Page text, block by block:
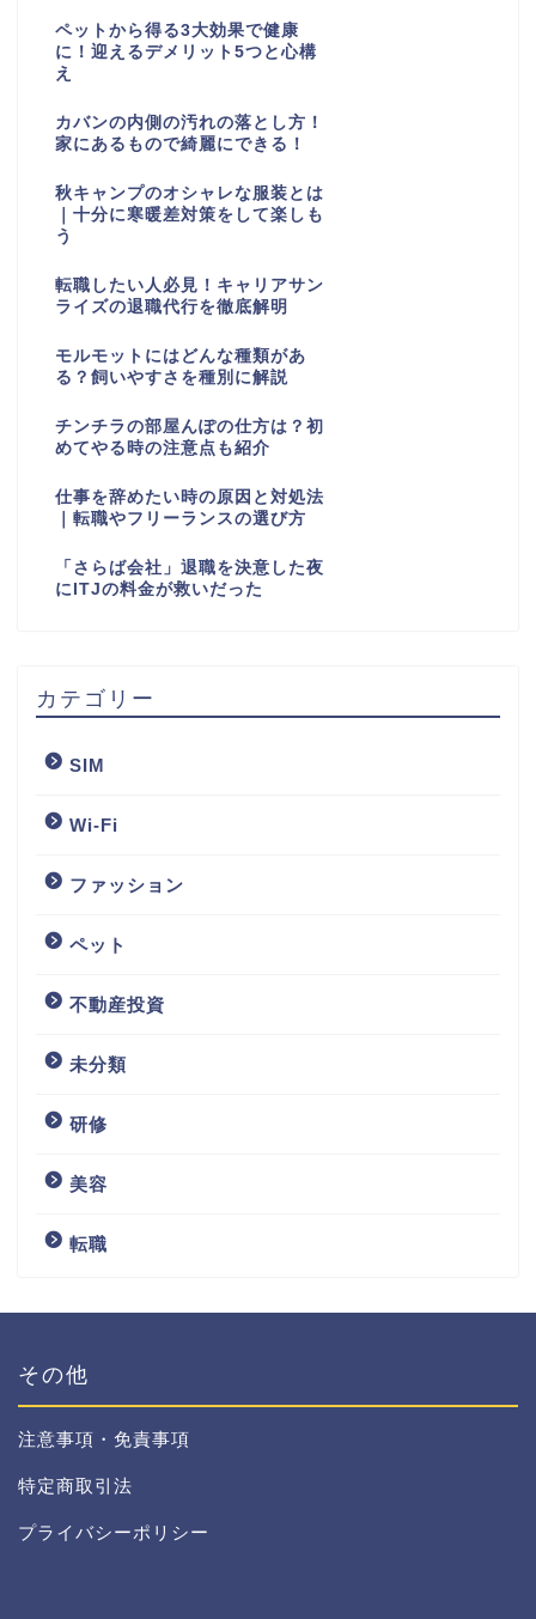
ペットから得る3大効果で健康
に！迎えるデメリット5つと心構
え
カバンの内側の汚れの落とし方！
家にあるもので綺麗にできる！
秋キャンプのオシャレな服装とは
｜十分に寒暖差対策をして楽しも
う
転職したい人必見！キャリアサン
ライズの退職代行を徹底解明
モルモットにはどんな種類があ
る？飼いやすさを種別に解説
チンチラの部屋んぽの仕方は？初
めてやる時の注意点も紹介
仕事を辞めたい時の原因と対処法
｜転職やフリーランスの選び方
「さらば会社」退職を決意した夜
にITJの料金が救いだった
カテゴリー
SIM
Wi-Fi
ファッション
ペット
不動産投資
未分類
研修
美容
転職
その他
注意事項・免責事項
特定商取引法
プライバシーポリシー